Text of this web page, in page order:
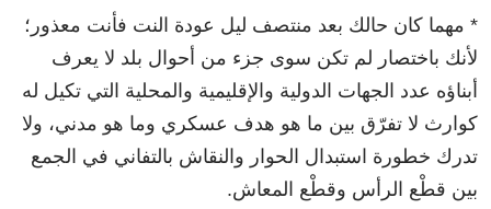
* مهما كان حالك بعد منتصف ليل عودة النت فأنت معذور؛
لأنك باختصار لم تكن سوى جزء من أحوال بلد لا يعرف
أبناؤه عدد الجهات الدولية والإقليمية والمحلية التي تكيل له
كوارث لا تفرّق بين ما هو هدف عسكري وما هو مدني، ولا
تدرك خطورة استبدال الحوار والنقاش بالتفاني في الجمع
بين قطْع الرأس وقطْع المعاش.